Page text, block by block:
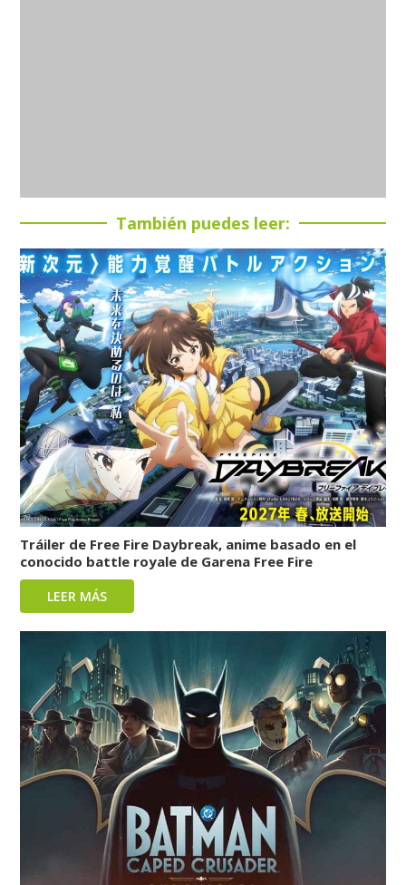
También puedes leer:
Tráiler de Free Fire Daybreak, anime basado en el
conocido battle royale de Garena Free Fire
LEER MÁS